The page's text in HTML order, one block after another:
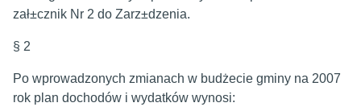
zał±cznik Nr 2 do Zarz±dzenia.
§ 2
Po wprowadzonych zmianach w budżecie gminy na 2007
rok plan dochodów i wydatków wynosi: